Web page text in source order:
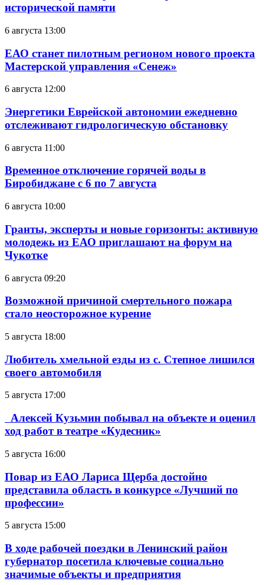
исторической памяти
6 августа 13:00
ЕАО станет пилотным регионом нового проекта
Мастерской управления «Сенеж»
6 августа 12:00
Энергетики Еврейской автономии ежедневно
отслеживают гидрологическую обстановку
6 августа 11:00
Временное отключение горячей воды в
Биробиджане с 6 по 7 августа
6 августа 10:00
Гранты, эксперты и новые горизонты: активную
молодежь из ЕАО приглашают на форум на
Чукотке
6 августа 09:20
Возможной причиной смертельного пожара
стало неосторожное курение
5 августа 18:00
Любитель хмельной езды из с. Степное лишился
своего автомобиля
5 августа 17:00
Алексей Кузьмин побывал на объекте и оценил
ход работ в театре «Кудесник»
5 августа 16:00
Повар из ЕАО Лариса Щерба достойно
представила область в конкурсе «Лучший по
профессии»
5 августа 15:00
В ходе рабочей поездки в Ленинский район
губернатор посетила ключевые социально
значимые объекты и предприятия